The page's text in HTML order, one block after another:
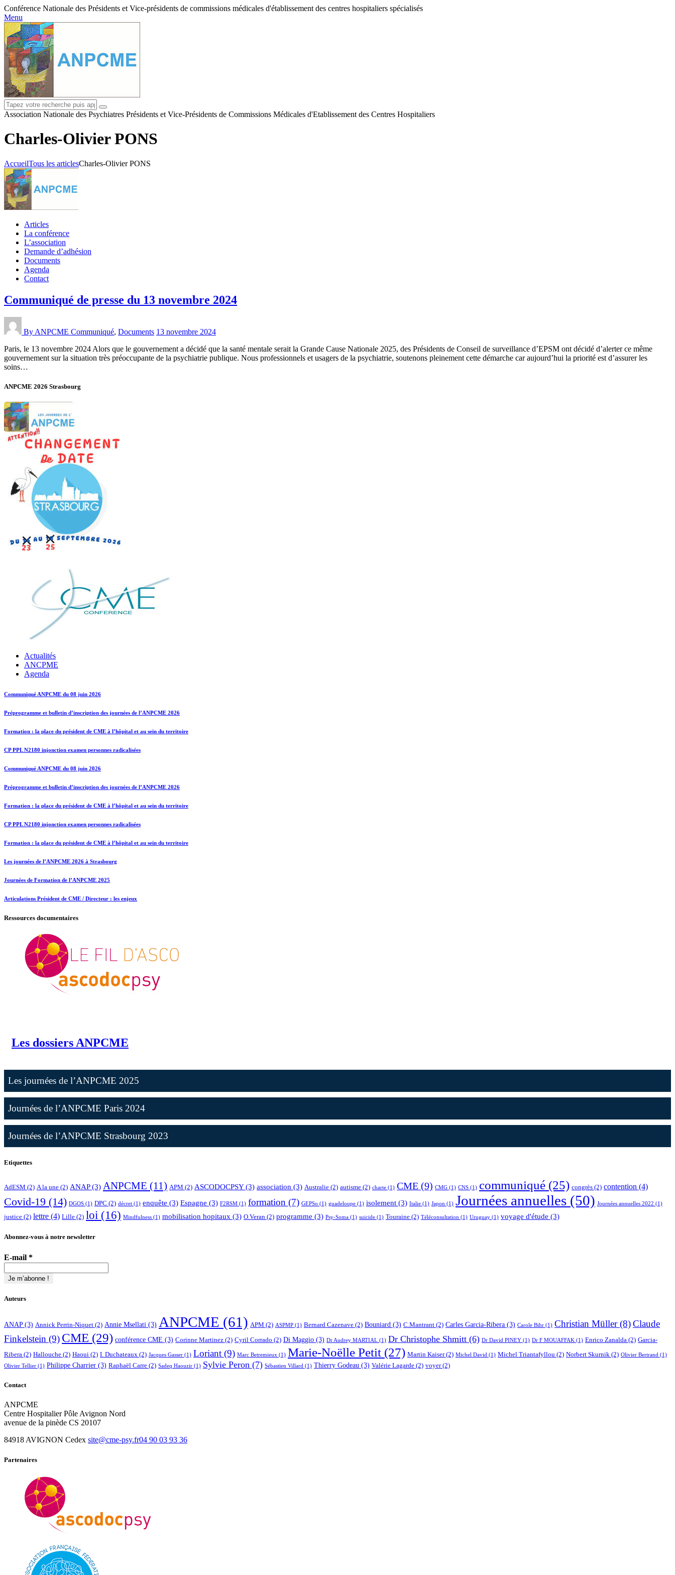
Conférence Nationale des Présidents et Vice-présidents de commissions médicales d'établissement des centres hospitaliers spécialisés
Menu
Association Nationale des Psychiatres Présidents et Vice-Présidents de Commissions Médicales d'Etablissement des Centres Hospitaliers
Charles-Olivier PONS
AccueilTous les articlesCharles-Olivier PONS
Articles
La conférence
L’association
Demande d’adhésion
Documents
Agenda
Contact
Communiqué de presse du 13 novembre 2024
By ANPCME Communiqué, Documents 13 novembre 2024
Paris, le 13 novembre 2024 Alors que le gouvernement a décidé que la santé mentale serait la Grande Cause Nationale 2025, des Présidents de Conseil de surveillance d’EPSM ont décidé d’alerter ce même
gouvernement sur la situation très préoccupante de la psychiatrie publique. Nous professionnels et usagers de la psychiatrie, soutenons pleinement cette démarche car aujourd’hui la priorité est d’assurer les
soins…
ANPCME 2026 Strasbourg
Actualités
ANCPME
Agenda
Communiqué ANPCME du 08 juin 2026
Préprogramme et bulletin d’inscription des journées de l’ANPCME 2026
Formation : la place du président de CME à l’hôpital et au sein du territoire
CP PPL N2180 injonction examen personnes radicalisées
Communiqué ANPCME du 08 juin 2026
Préprogramme et bulletin d’inscription des journées de l’ANPCME 2026
Formation : la place du président de CME à l’hôpital et au sein du territoire
CP PPL N2180 injonction examen personnes radicalisées
Formation : la place du président de CME à l’hôpital et au sein du territoire
Les journées de l’ANPCME 2026 à Strasbourg
Journées de Formation de l’ANPCME 2025
Articulations Président de CME / Directeur : les enjeux
Ressources documentaires
Les dossiers ANPCME
Les journées de l’ANPCME 2025
Journées de l’ANPCME Paris 2024
Journées de l’ANPCME Strasbourg 2023
Etiquettes
AdESM (2) A la une (2) ANAP(3) ANPCME (11) APM (2) ASCODOCPSY(3) association (3) Australie (2) autisme (2) charte (1) CME (9) CMG (1) CNS (1) communiqué (25) congrès (2) contention (4)
Covid-19 (14) DGOS (1) DPC (2) décret (1) enquête (3) Espagne (3) F2RSM (1) formation (7) GEPSo (1) guadeloupe (1) isolement (3) Italie (1) Japon (1) Journées annuelles (50) Journées annuelles 2022 (1)
justice (2) lettre (4) Lille (2) loi (16) Mindfulness (1) mobilisation hopitaux (3) O.Veran (2) programme (3) Psy-Soma (1) suicide (1) Touraine (2) Téléconsultation (1) Uruguay (1) voyage d'étude (3)
Abonnez-vous à notre newsletter
E-mail *
Auteurs
ANAP(3) Annick Perrin-Niquet (2) Annie Msellati (3) ANPCME (61) APM (2) ASPMP (1) Bernard Cazenave (2) Bouniard (3) C.Mantrant (2) Carles Garcia-Ribera (3) Carole Bihr (1) Christian Müller(8)Claude
Finkelstein (9) CME (29) conférence CME (3) Corinne Martinez (2) Cyril Corrado (2) Di Maggio (3) Dr Audrey MARTIAL (1) Dr Christophe Shmitt (6) Dr David PINEY (1) Dr F MOUAFFAK (1) Enrico Zanalda (2) Garcia-
Ribera (2) Hallouche (2) Haoui (2) I. Duchateaux (2) Jacques Gasser (1) Loriant (9) Marc Betremieux (1) Marie-Noëlle Petit (27) Martin Kaiser(2) Michel David (1) Michel Triantafyllou (2) Norbert Skurnik (2) Olivier Bertrand (1)
Olivier Tellier (1) Philippe Charrier (3) Raphaël Carre (2) Sadeq Haouzir (1) Sylvie Peron (7) Sébastien Villard (1) Thierry Godeau (3) Valérie Lagarde (2) voyer(2)
Contact
ANPCME
Centre Hospitalier Pôle Avignon Nord
avenue de la pinède CS 20107
84918 AVIGNON Cedex site@cme-psy.fr04 90 03 93 36
Partenaires